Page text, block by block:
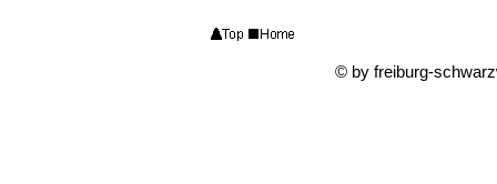
© by freiburg-